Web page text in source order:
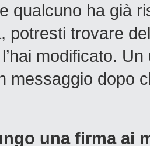
qualcuno ha già
potresti trovare
modificato.
messaggio dopo
una firma ai